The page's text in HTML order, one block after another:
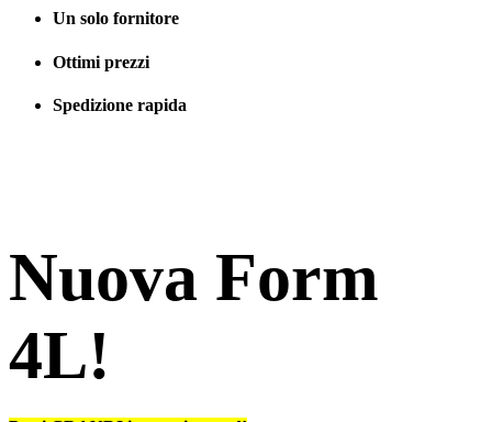
Un solo fornitore
Ottimi prezzi
Spedizione rapida
Nuova Form
4L!